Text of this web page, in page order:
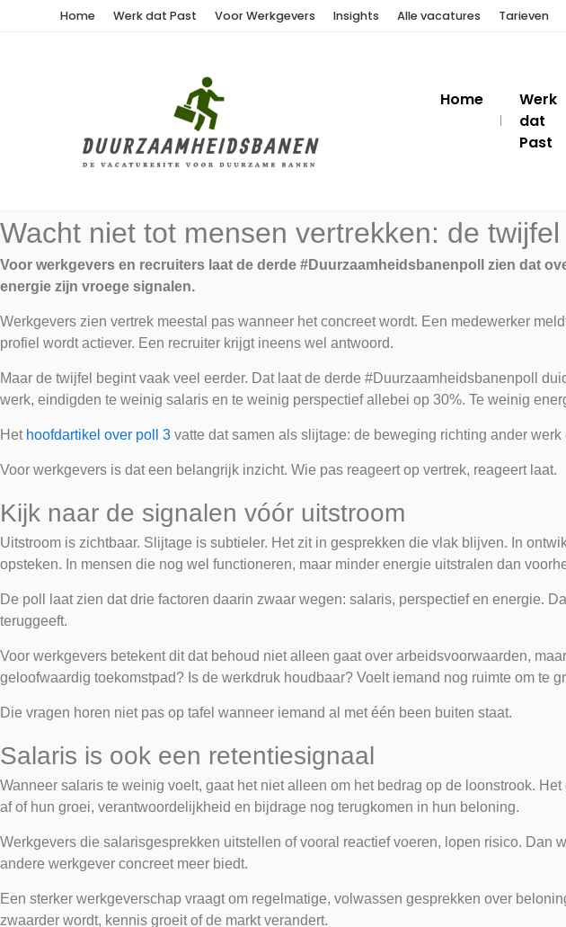
Home Werk dat Past Voor Werkgevers Insights Alle vacatures Tarieven
Home
Werk
dat
Past
Wacht niet tot mensen vertrekken: de
Voor werkgevers en recruiters laat de derde #Duurzaamheidsbanenpoll zien dat
energie zijn vroege signalen.
Werkgevers zien vertrek meestal pas wanneer het concreet wordt. Een medewerker
profiel wordt actiever. Een recruiter krijgt ineens wel antwoord.
Maar de twijfel begint vaak veel eerder. Dat laat de derde #Duurzaamheidsbanenpoll
werk, eindigden te weinig salaris en te weinig perspectief allebei op 30%. Te weinig
Het hoofdartikel over poll 3 vatte dat samen als slijtage: de beweging richting ander
Voor werkgevers is dat een belangrijk inzicht. Wie pas reageert op vertrek, reageert laat.
Kijk naar de signalen vóór uitstroom
Uitstroom is zichtbaar. Slijtage is subtieler. Het zit in gesprekken die vlak blijven. In
opsteken. In mensen die nog wel functioneren, maar minder energie uitstralen dan
De poll laat zien dat drie factoren daarin zwaar wegen: salaris, perspectief en energie.
teruggeeft.
Voor werkgevers betekent dit dat behoud niet alleen gaat over arbeidsvoorwaarden,
geloofwaardig toekomstpad? Is de werkdruk houdbaar? Voelt iemand nog ruimte om te
Die vragen horen niet pas op tafel wanneer iemand al met één been buiten staat.
Salaris is ook een retentiesignaal
Wanneer salaris te weinig voelt, gaat het niet alleen om het bedrag op de loonstrook.
af of hun groei, verantwoordelijkheid en bijdrage nog terugkomen in hun beloning.
Werkgevers die salarisgesprekken uitstellen of vooral reactief voeren, lopen risico.
andere werkgever concreet meer biedt.
Een sterker werkgeverschap vraagt om regelmatige, volwassen gesprekken over
zwaarder wordt, kennis groeit of de markt verandert.